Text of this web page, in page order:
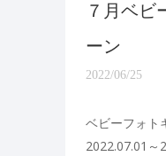
７月ベビ
ーン
2022/06/25
ベビーフォト
2022.07.01～